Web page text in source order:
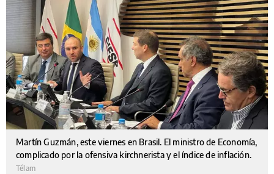
Martín Guzmán, este viernes en Brasil. El ministro de Economía,
complicado por la ofensiva kirchnerista y el índice de inflación.
Télam